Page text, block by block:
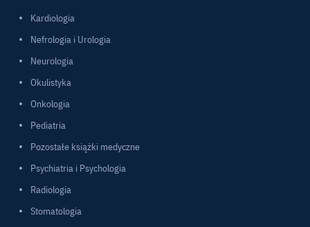
Kardiologia
Nefrologia i Urologia
Neurologia
Okulistyka
Onkologia
Pediatria
Pozostałe książki medyczne
Psychiatria i Psychologia
Radiologia
Stomatologia